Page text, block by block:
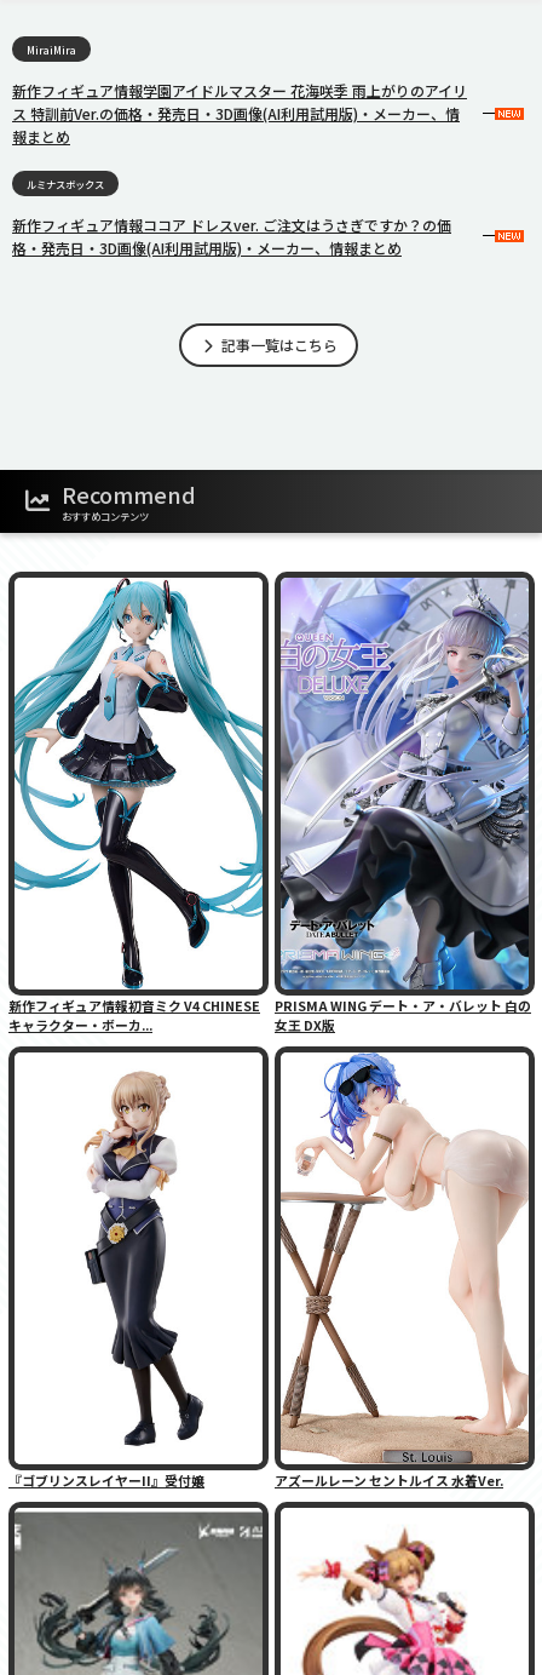
MiraiMira
新作フィギュア情報学園アイドルマスター 花海咲季 雨上がりのアイリ
ス 特訓前Ver.の価格・発売日・3D画像(AI利用試用版)・メーカー、情
報まとめ
ルミナスボックス
新作フィギュア情報ココア ドレスver. ご注文はうさぎですか？の価
格・発売日・3D画像(AI利用試用版)・メーカー、情報まとめ
記事一覧はこちら
Recommend
おすすめコンテンツ
新作フィギュア情報初音ミク V4 CHINESE
キャラクター・ボーカ...
PRISMA WING デート・ア・バレット 白の
女王 DX版
『ゴブリンスレイヤーII』受付嬢 アズールレーン セントルイス 水着Ver.